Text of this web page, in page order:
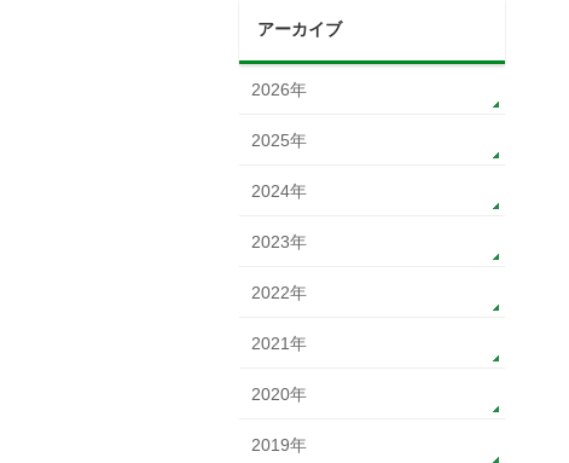
アーカイブ
2026年
2025年
2024年
2023年
2022年
2021年
2020年
2019年